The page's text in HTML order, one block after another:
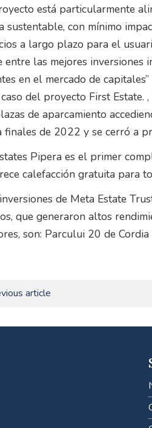
está particularmente
sustentable, con mínimo
a largo plazo para el
entre las mejores inversiones
en el mercado de capitales”
del proyecto First Estate.
de aparcamiento
finales de 2022 y se cerró a
Pipera es el primer
calefacción gratuita para
de Meta Estate
que generaron altos
son: Parcului 20 de
article